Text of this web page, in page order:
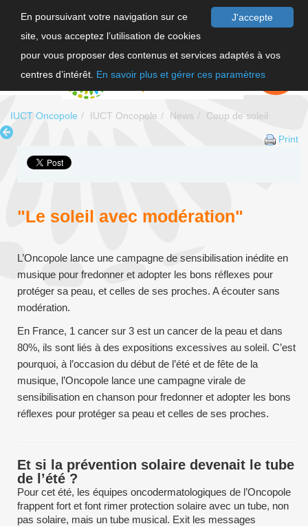
J'accepte
En poursuivant votre navigation sur ce
site, vous acceptez l’utilisation de cookies
pour vous proposer des contenus et services adaptés à vos
centres d’intérêt. En savoir plus et gérer ces paramètres
FAIRE UN
DON
IUCT Oncopole IUCT Oncopole News Coup de soleil
Print
"Le soleil avec modération"
L’Oncopole lance une campagne de sensibilisation inédite en
musique pour fredonner et adopter les bons réflexes pour
protéger sa peau, et celles de ses proches. A écouter sans
modération.
En France, 1 cancer sur 3 est un cancer de la peau et dans
80%, ils sont liés à des expositions excessives au soleil. C’est
pourquoi, à l’occasion du début de l’été et de fête de la
musique, l’Oncopole lance une campagne virale de
sensibilisation en chanson pour fredonner et adopter les bons
réflexes pour protéger sa peau et celles de ses proches.
Et si la prévention solaire devenait le tube
de l’été ?
Pour cet été, les équipes oncodermatologiques de l’Oncopole
frappent fort et font rimer protection solaire avec un tube, non
pas solaire, mais un tube musical. Exit les messages